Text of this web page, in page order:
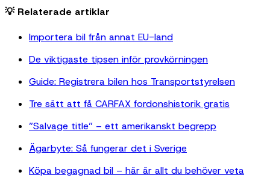
💡 Relaterade artiklar
Importera bil från annat EU-land
De viktigaste tipsen inför provkörningen
Guide: Registrera bilen hos Transportstyrelsen
Tre sätt att få CARFAX fordonshistorik gratis
”Salvage title” – ett amerikanskt begrepp
Ägarbyte: Så fungerar det i Sverige
Köpa begagnad bil – här är allt du behöver veta